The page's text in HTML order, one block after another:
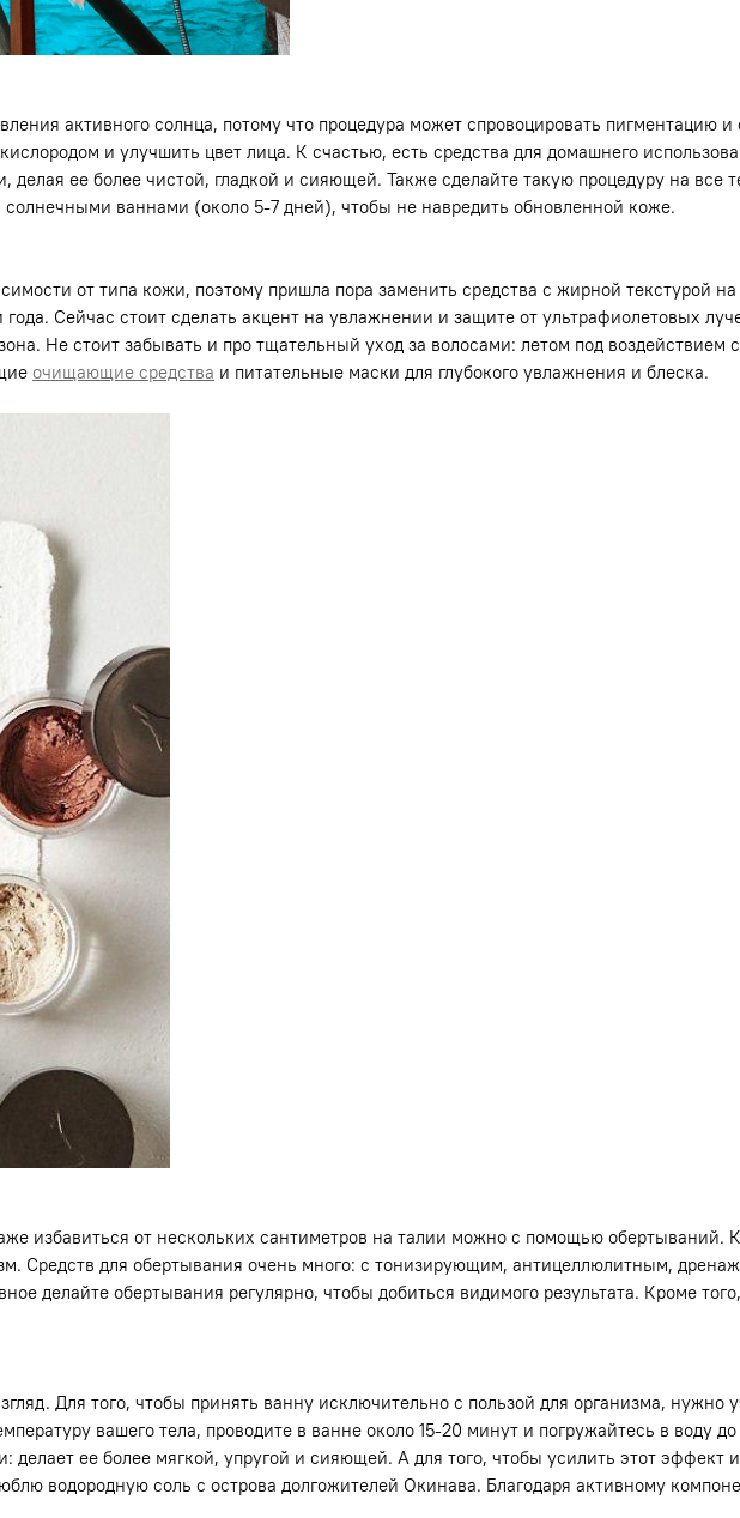
активного солнца, потому что процедура может спровоцировать пигментацию
и улучшить цвет лица. К счастью, есть средства для домашнего
ее более чистой, гладкой и сияющей. Также сделайте такую процедуру на все
ваннами (около 5-7 дней), чтобы не навредить обновленной коже.
от типа кожи, поэтому пришла пора заменить средства с жирной текстурой
Сейчас стоит сделать акцент на увлажнении и защите от ультрафиолетовых
Не стоит забывать и про тщательный уход за волосами: летом под воздействием
очищающие средства и питательные маски для глубокого увлажнения и блеска.
избавиться от нескольких сантиметров на талии можно с помощью обертываний.
Средств для обертывания очень много: с тонизирующим, антицеллюлитным,
делайте обертывания регулярно, чтобы добиться видимого результата. Кроме
Для того, чтобы принять ванну исключительно с пользой для организма, нужно
вашего тела, проводите в ванне около 15-20 минут и погружайтесь в воду
делает ее более мягкой, упругой и сияющей. А для того, чтобы усилить этот эффект
водородную соль с острова долгожителей Окинава. Благодаря активному